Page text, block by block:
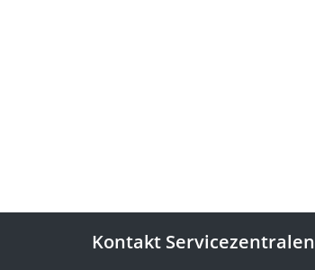
Kontakt Servicezentralen